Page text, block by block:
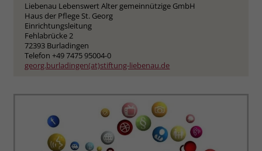
Liebenau Lebenswert Alter gemeinnützige GmbH
Haus der Pflege St. Georg
Einrichtungsleitung
Fehlabrücke 2
72393 Burladingen
Telefon +49 7475 95004-0
georg.burladingen(at)stiftung-liebenau.de